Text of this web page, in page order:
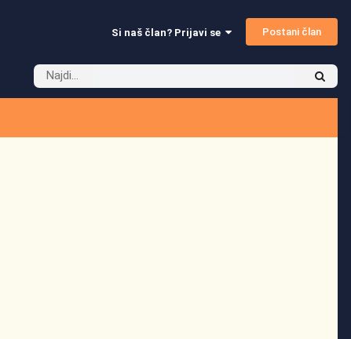
Si naš član? Prijavi se Postani član